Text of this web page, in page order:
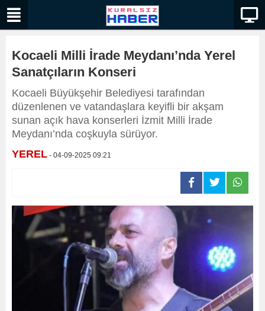
Kocaeli Milli İrade Meydanı’nda Yerel
Sanatçıların Konseri
Kocaeli Büyükşehir Belediyesi tarafından
düzenlenen ve vatandaşlara keyifli bir akşam
sunan açık hava konserleri İzmit Milli İrade
Meydanı’nda coşkuyla sürüyor.
YEREL - 04-09-2025 09:21